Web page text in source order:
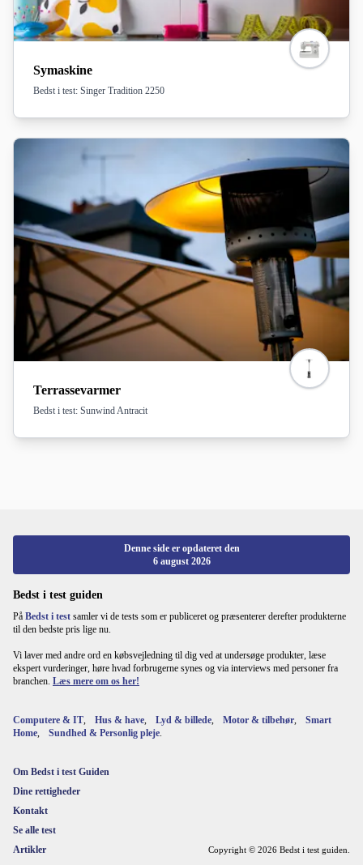
Symaskine
Bedst i test: Singer Tradition 2250
Terrassevarmer
Bedst i test: Sunwind Antracit
Bedst i test guiden
På Bedst i test samler vi de tests som er publiceret og præsenterer derefter produkterne
til den bedste pris lige nu.
Vi laver med andre ord en købsvejledning til dig ved at undersøge produkter, læse
ekspert vurderinger, høre hvad forbrugerne synes og via interviews med personer fra
branchen. Læs mere om os her!
Computere & IT Hus & have Lyd & billede Motor & tilbehør
Smart
Home
Sundhed & Personlig pleje
Denne side er opdateret den
6 august 2026
Om Bedst i test Guiden
Dine rettigheder
Kontakt
Se alle test
Artikler
Copyright © 2026 Bedst i test guiden.